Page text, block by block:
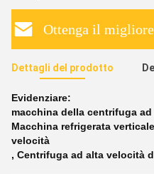
Ottenga il
Dettagli del prodotto
Evidenziare:
macchina della centrifuga
Macchina refrigerata
velocità
, Centrifuga ad alta velocità